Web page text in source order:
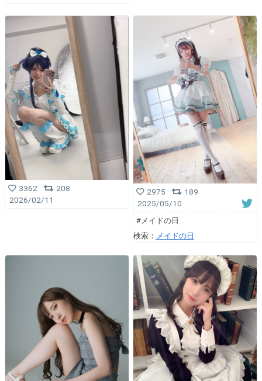
3362
208
2026/02/11
2975
189
2025/05/10
#メイドの日
検索： メイドの日